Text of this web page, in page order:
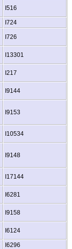
I516
I724
I726
I13301
I217
I9144
I9153
I10534
I9148
I17144
I6281
I9158
I6124
I6296